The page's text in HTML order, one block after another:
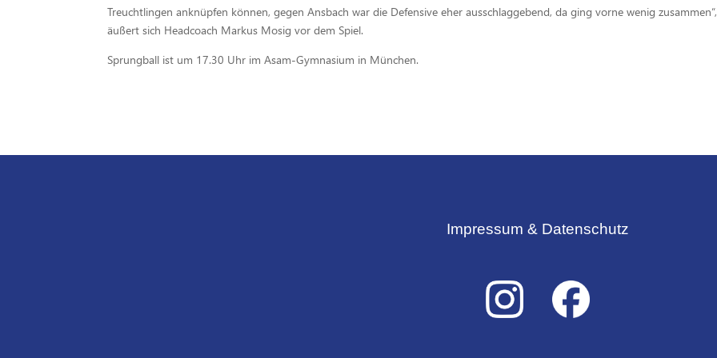
Treuchtlingen anknüpfen können, gegen Ansbach war die Defensive eher ausschlaggebend, da ging vorne wenig zusammen“,
äußert sich Headcoach Markus Mosig vor dem Spiel.
Sprungball ist um 17.30 Uhr im Asam-Gymnasium in München.
Impressum & Datenschutz